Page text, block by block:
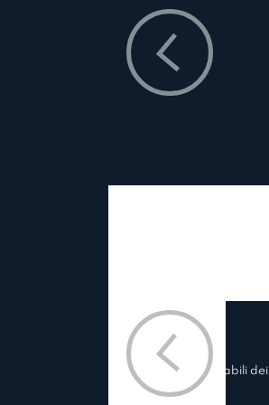
per raccogliere insight dai responsabili dei
training, cuochi e comandanti